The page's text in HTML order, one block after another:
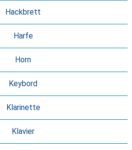
Hackbrett
Harfe
Horn
Keybord
Klarinette
Klavier